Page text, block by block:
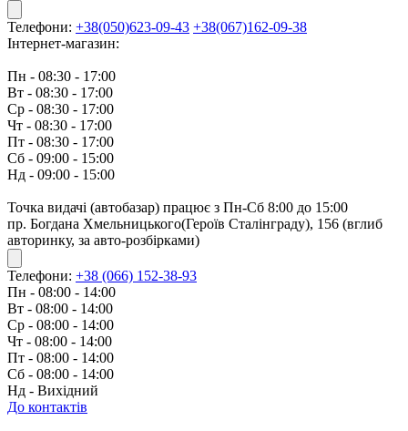
Телефони: +38(050)623-09-43 +38(067)162-09-38
Інтернет-магазин:
Пн - 08:30 - 17:00
Вт - 08:30 - 17:00
Ср - 08:30 - 17:00
Чт - 08:30 - 17:00
Пт - 08:30 - 17:00
Сб - 09:00 - 15:00
Нд - 09:00 - 15:00
Точка видачі (автобазар) працює з Пн-Сб 8:00 до 15:00
пр. Богдана Хмельницького(Героїв Сталінграду), 156 (вглиб
авторинку, за авто-розбірками)
Телефони: +38 (066) 152-38-93
Пн - 08:00 - 14:00
Вт - 08:00 - 14:00
Ср - 08:00 - 14:00
Чт - 08:00 - 14:00
Пт - 08:00 - 14:00
Сб - 08:00 - 14:00
Нд - Вихідний
До контактів